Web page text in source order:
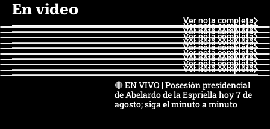
En video
Ver nota completa
Ver nota completa
Ver nota completa
Ver nota completa
Ver nota completa
Ver nota completa
Ver nota completa
Ver nota completa
Ver nota completa
Ver nota completa
🔴 EN VIVO | Posesión presidencial
de Abelardo de la Espriella hoy 7 de
agosto; siga el minuto a minuto